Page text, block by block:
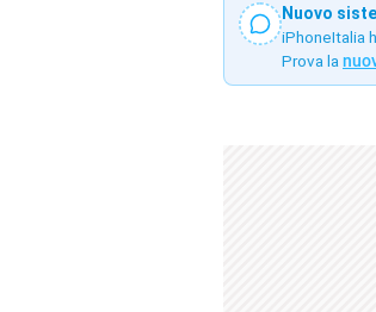
Nuovo
iPhoneItalia
Prova la